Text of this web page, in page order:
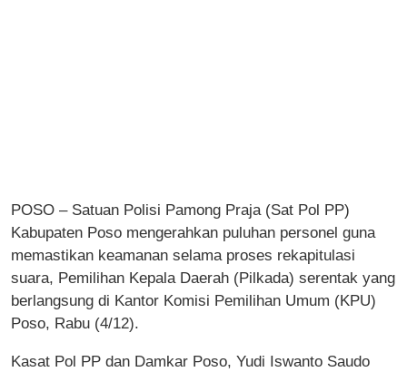
POSO – Satuan Polisi Pamong Praja (Sat Pol PP)
Kabupaten Poso mengerahkan puluhan personel guna
memastikan keamanan selama proses rekapitulasi
suara, Pemilihan Kepala Daerah (Pilkada) serentak yang
berlangsung di Kantor Komisi Pemilihan Umum (KPU)
Poso, Rabu (4/12).
Kasat Pol PP dan Damkar Poso, Yudi Iswanto Saudo